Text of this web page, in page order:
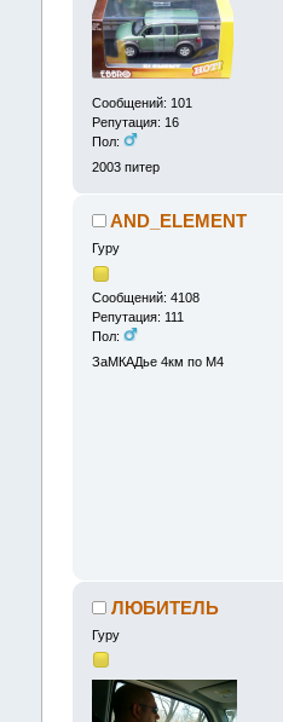
Сообщений: 101
Репутация: 16
Пол:
2003 питер
AND_ELEMENT
Гуру
Сообщений: 4108
Репутация: 111
Пол:
ЗаМКАДье 4км по М4
ЛЮБИТЕЛЬ
Гуру